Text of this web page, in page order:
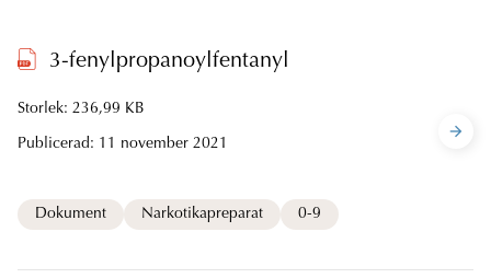
3-fenylpropanoylfentanyl
Storlek: 236,99 KB
Publicerad: 11 november 2021
Dokument Narkotikapreparat 0-9